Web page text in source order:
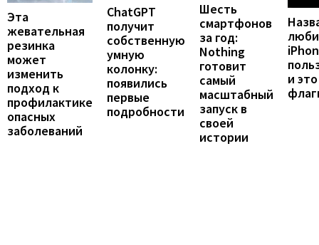
Эта
жевательная
резинка
может
изменить
подход к
профилактике
опасных
заболеваний
ChatGPT
получит
собственную
умную
колонку:
появились
первые
подробности
Шесть
смартфонов
за год:
Nothing
готовит
самый
масштабный
запуск в
своей
истории
и